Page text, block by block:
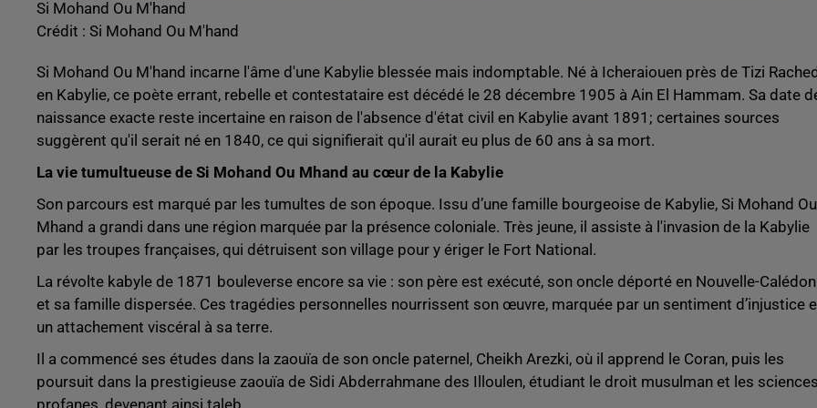
Si Mohand Ou M'hand
Crédit : Si Mohand Ou M'hand
Si Mohand Ou M'hand incarne l'âme d'une Kabylie blessée mais indomptable. Né à Icheraiouen près de Tizi Rached
en Kabylie, ce poète errant, rebelle et contestataire est décédé le 28 décembre 1905 à Ain El Hammam. Sa date
naissance exacte reste incertaine en raison de l'absence d'état civil en Kabylie avant 1891; certaines sources
suggèrent qu'il serait né en 1840, ce qui signifierait qu'il aurait eu plus de 60 ans à sa mort.
La vie tumultueuse de Si Mohand Ou Mhand au cœur de la Kabylie
Son parcours est marqué par les tumultes de son époque. Issu d’une famille bourgeoise de Kabylie, Si Mohand Ou
Mhand a grandi dans une région marquée par la présence coloniale. Très jeune, il assiste à l'invasion de la Kabylie
par les troupes françaises, qui détruisent son village pour y ériger le Fort National.
La révolte kabyle de 1871 bouleverse encore sa vie : son père est exécuté, son oncle déporté en Nouvelle-
et sa famille dispersée. Ces tragédies personnelles nourrissent son œuvre, marquée par un sentiment d’injustice
un attachement viscéral à sa terre.
Il a commencé ses études dans la zaouïa de son oncle paternel, Cheikh Arezki, où il apprend le Coran, puis les
poursuit dans la prestigieuse zaouïa de Sidi Abderrahmane des Illoulen, étudiant le droit musulman et les sciences
profanes, devenant ainsi taleb.